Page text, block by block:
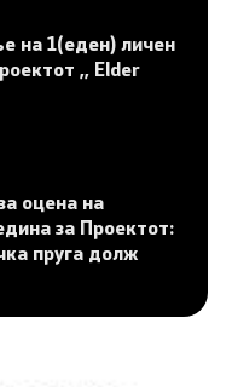
на 1(еден) личен
,, Elder
оцена на
за Проектот:
пруга долж